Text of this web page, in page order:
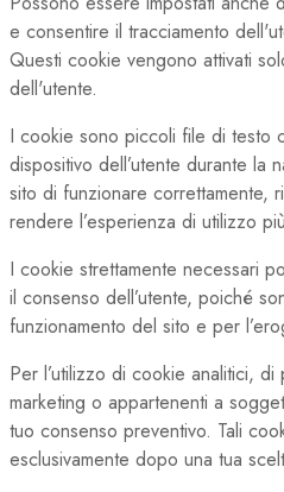
e consentire il tracciamento
Questi cookie vengono attivati
dell'utente.
I cookie sono piccoli file di testo
dispositivo dell’utente durante la
sito di funzionare correttamente,
rendere l’esperienza di utilizzo
I cookie strettamente necessari
il consenso dell’utente, poiché
funzionamento del sito e per
Per l’utilizzo di cookie analitici,
marketing o appartenenti a
tuo consenso preventivo. Tali
esclusivamente dopo una tua